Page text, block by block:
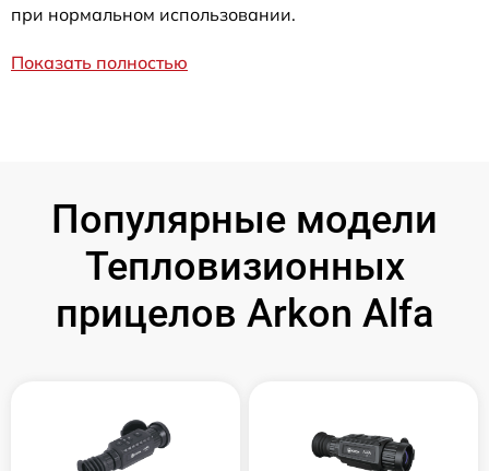
при нормальном использовании.
Показать полностью
Популярные модели
Тепловизионных
прицелов Arkon Alfa